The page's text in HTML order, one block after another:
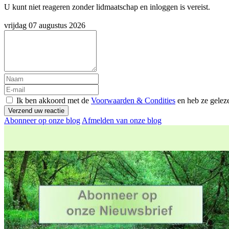
U kunt niet reageren zonder lidmaatschap en inloggen is vereist.
vrijdag 07 augustus 2026
Ik ben akkoord met de Voorwaarden & Condities en heb ze
Verzend uw reactie
Abonneer op onze blog Afmelden van onze blog